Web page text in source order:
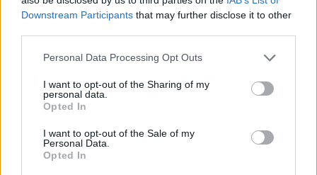
Downstream Participants that may further disclose it to other
Please note that this website/app uses one or more Google
not limited to your visit or usage behaviour. You may click to
grant or deny consent to Google and its third-party tags to
use your data for below specified purposes in below Google
consent section.
Personal Data Processing Opt Outs
I want to opt-out of the Sharing of my
personal data.
Opted In
I want to opt-out of the Sale of my
Personal Data.
Opted In
Meccs Center